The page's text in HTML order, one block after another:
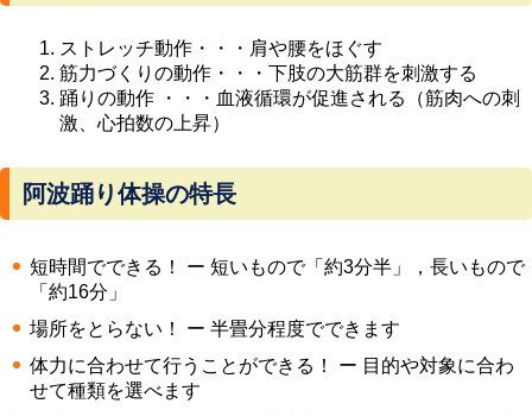
ストレッチ動作・・・肩や腰をほぐす
筋力づくりの動作・・・下肢の大筋群を刺激する
踊りの動作 ・・・血液循環が促進される（筋肉への刺
激、心拍数の上昇）
阿波踊り体操の特長
短時間でできる！ ー 短いもので「約3分半」，長いもので
「約16分」
場所をとらない！ ー 半畳分程度でできます
体力に合わせて行うことができる！ ー 目的や対象に合わ
せて種類を選べます